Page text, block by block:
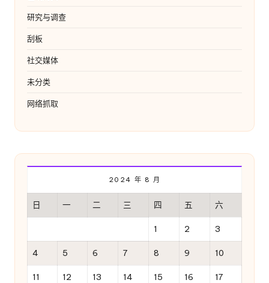
研究与调查
刮板
社交媒体
未分类
网络抓取
2024 年 8 月
日 一 二 三 四 五 六
1 2 3
4 5 6 7 8 9 10
11 12 13 14 15 16 17